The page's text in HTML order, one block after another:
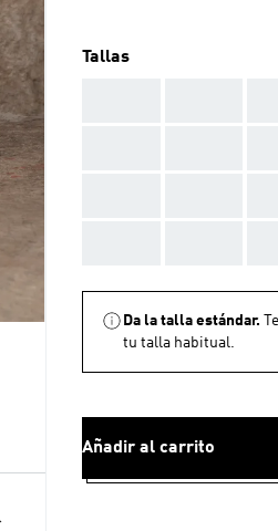
Tallas
Da la talla estándar.
tu talla habitual.
Añadir al carrito